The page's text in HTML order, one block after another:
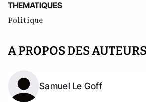
THEMATIQUES
Politique
A PROPOS DES AUTEURS
Samuel Le Goff